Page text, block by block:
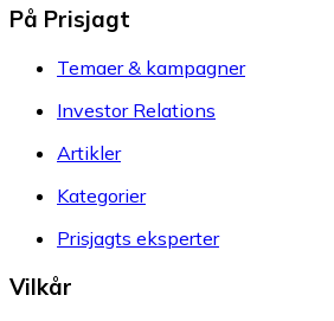
På Prisjagt
Temaer & kampagner
Investor Relations
Artikler
Kategorier
Prisjagts eksperter
Vilkår